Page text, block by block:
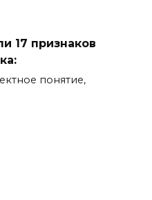
17 признаков
понятие,